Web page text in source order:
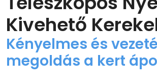
Kivehető
Kényelmes és
megoldás a kert